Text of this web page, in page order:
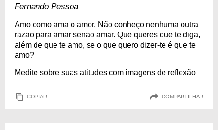
Fernando Pessoa
Amo como ama o amor. Não conheço nenhuma outra
razão para amar senão amar. Que queres que te diga,
além de que te amo, se o que quero dizer-te é que te
amo?
Medite sobre suas atitudes com imagens de reflexão
COPIAR COMPARTILHAR